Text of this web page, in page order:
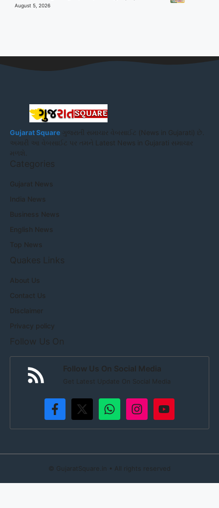
August 5, 2026
Gujarat Square ગુજરાતી સમાચાર વેબસાઈટ (News in Gujarati) છે.
અમારી આ વેબસાઈટ પર તમને Latest News in Gujarati સમાચાર
મળશે.
Categories
Gujarat News
India News
Business News
English News
Top News
Quakes Links
About Us
Contact Us
Disclaimer
Privacy policy
Follow Us On
Follow Us On Social Media
Get Latest Update On Social Media
© GujaratSquare.in • All rights reserved